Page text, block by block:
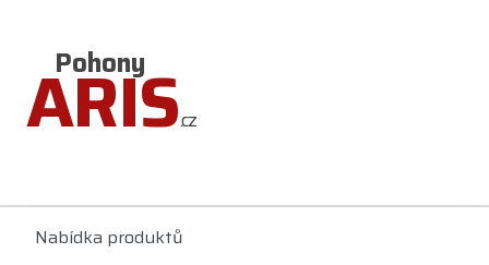
Pohony
ARIS.cz
Nabídka produktů